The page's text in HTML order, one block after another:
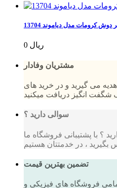
0 ریال
مشتریان وفادار
می گیرید و در خرید های
شگفت انگیز دریافت میکنید
سوالی دارید ؟
؟ با پشتیبانی فروشگاه ما
بگیرید ، در خدمتتان هستیم
تضمین بهترین قیمت
فروشگاه های فیزیکی و